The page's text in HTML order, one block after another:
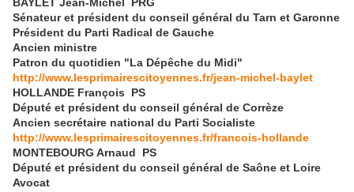
Sénateur et président du conseil général du Tarn et Garonne
Président du Parti Radical de Gauche
Ancien ministre
Patron du quotidien "La Dépêche du Midi"
http://www.lesprimairescitoyennes.fr/jean-michel-baylet
HOLLANDE François PS
Député et président du conseil général de Corrèze
Ancien secrétaire national du Parti Socialiste
http://www.lesprimairescitoyennes.fr/francois-hollande
MONTEBOURG Arnaud PS
Député et président du conseil général de Saône et Loire
Avocat